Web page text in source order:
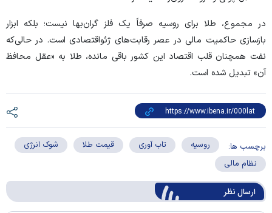
در مجموع، طلا برای روسیه صرفاً یک فلز گران‌بها نیست؛ بلکه ابزار
بازسازی حاکمیت مالی در عصر رقابت‌های ژئو‌اقتصادی است. در حالی‌که
نفت همچنان قلب اقتصاد این کشور باقی مانده، طلا به «عقل محافظ
آن» تبدیل شده است.
برچسب ها: روسیه تاب آوری قیمت طلا
شوک انرژی
نظام مالی
ارسال‌ نظر